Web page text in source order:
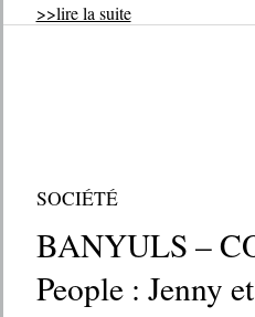
>>lire la suite
SOCIÉTÉ
BANYULS –
People : Jenny